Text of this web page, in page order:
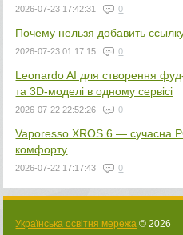
2026-07-23 17:42:31 0
Почему нельзя добавить
2026-07-23 01:17:15 0
Leonardo AI для створення фуд-
та 3D-моделі в одному сервісі
2026-07-22 22:52:26 0
Vaporesso XROS 6 — сучасна
комфорту
2026-07-22 17:17:43 0
Українська освітня мережа © 2026